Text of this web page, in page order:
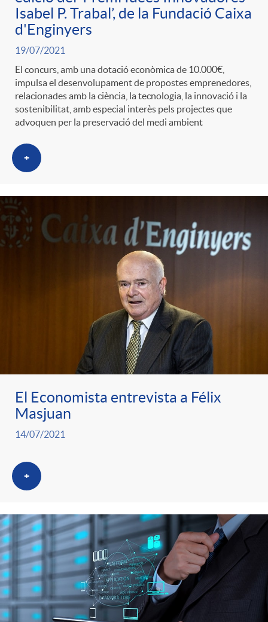
Isabel P. Trabal’, de la Fundació Caixa
d'Enginyers
19/07/2021
El concurs, amb una dotació econòmica de 10.000€,
impulsa el desenvolupament de propostes emprenedores,
relacionades amb la ciència, la tecnologia, la innovació i la
sostenibilitat, amb especial interès pels projectes que
advoquen per la preservació del medi ambient
+
El Economista entrevista a Félix
Masjuan
14/07/2021
+